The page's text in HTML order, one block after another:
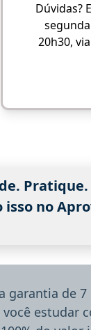
Dúvidas?
20h30,
isso no
garantia de
estudar